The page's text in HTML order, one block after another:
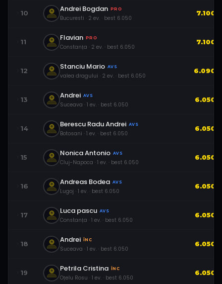
10 Andrei Bogdan PRO
Bucuresti · 2 ev. · best 6.050
7.100
11 Flavian PRO
Constanța · 2 ev. · best 6.050
7.100
12 Stanciu Mario AVS
valea dragului · 2 ev. · best 6.050
6.090
13 Andrei AVS
Suceava · 1 ev. · best 6.050
6.050
14 Berescu Radu Andrei AVS
Botosani · 1 ev. · best 6.050
6.050
15 Nonica Antonio AVS
Cluj-Napoca · 1 ev. · best 6.050
6.050
16 Andreas Bodea AVS
Lugoj · 1 ev. · best 6.050
6.050
17 Luca pascu AVS
Constanța · 1 ev. · best 6.050
6.050
18 Andrei ÎNC
Suceava · 1 ev. · best 6.050
6.050
19 Petrila Cristina ÎNC
Oțelu Rosu · 1 ev. · best 6.050
6.050